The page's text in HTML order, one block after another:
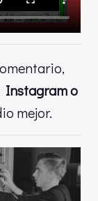
Instagram o
mejor.